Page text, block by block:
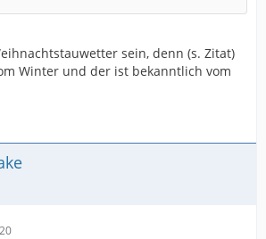
sein, denn (s. Zitat)
Winter und der ist bekanntlich vom